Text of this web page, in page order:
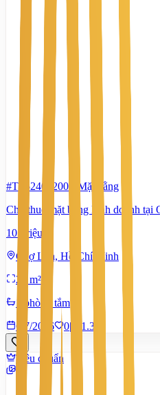
#TS52401200
Mặt bằng
Cho thuê mặt bằng kinh doanh tại
10 Triệu
Chợ Lớn, Hồ Chí Minh
20 m²
1 phòng tắm
6/7/2026
0| 1.381
Tiêu chuẩn